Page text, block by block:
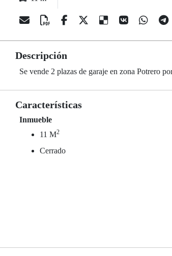
Descripción
Se vende 2 plazas de garaje en zona Potrero
Características
Inmueble
11 M2
Cerrado